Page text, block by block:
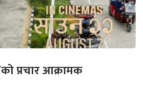
प्रचार आक्रामक